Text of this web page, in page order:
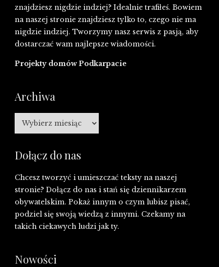
znajdziesz nigdzie indziej? Idealnie trafiłeś. Bowiem
na naszej stronie znajdziesz tylko to, czego nie ma
nigdzie indziej. Tworzymy nasz serwis z pasją, aby
dostarczać wam najlepsze wiadomości.
Projekty domów Podkarpacie
Archiwa
Archiwa
Dołącz do nas
Chcesz tworzyć i umieszczać teksty na naszej
stronie? Dołącz do nas i stań się dziennikarzem
obywatelskim. Pokaż innym o czym lubisz pisać,
podziel się swoją wiedzą z innymi. Czekamy na
takich ciekawych ludzi jak ty.
Nowości